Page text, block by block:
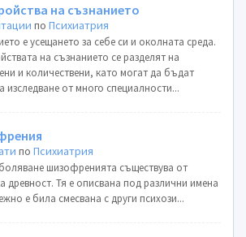
на съзнанието
поПсихиатрия
е усещането за себе си и околната среда.
на съзнанието се разделят на
и количествени, като могат да бъдат
изследване от много специалности...
поПсихиатрия
шизофренията съществува от
древност. Тя е описвана под различни имена
и неизбежно е била смесвана с други психози...